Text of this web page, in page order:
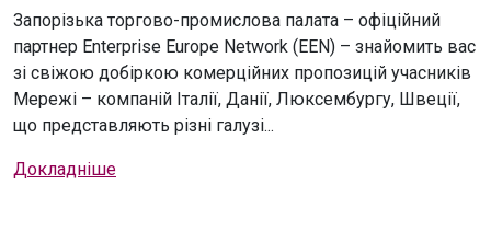
Запорізька торгово-промислова палата – офіційний
партнер Enterprise Europe Network (EEN) – знайомить вас
зі свіжою добіркою комерційних пропозицій учасників
Мережі – компаній Італії, Данії, Люксембургу, Швеції,
що представляють різні галузі...
Докладніше